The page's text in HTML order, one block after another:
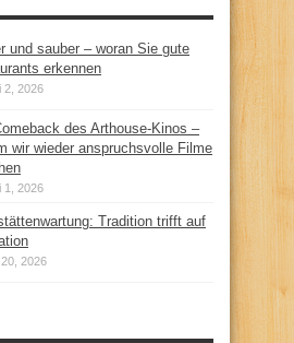
und sauber – woran Sie gute
erkennen
2, 2026
des Arthouse-Kinos –
wir wieder anspruchsvolle Filme
1, 2026
Tradition trifft auf
20, 2026